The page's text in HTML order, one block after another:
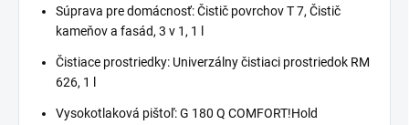
Súprava pre domácnosť: Čistič povrchov T 7, Čistič
kameňov a fasád, 3 v 1, 1 l
Čistiace prostriedky: Univerzálny čistiaci prostriedok RM
626, 1 l
Vysokotlaková pištoľ: G 180 Q COMFORT!Hold